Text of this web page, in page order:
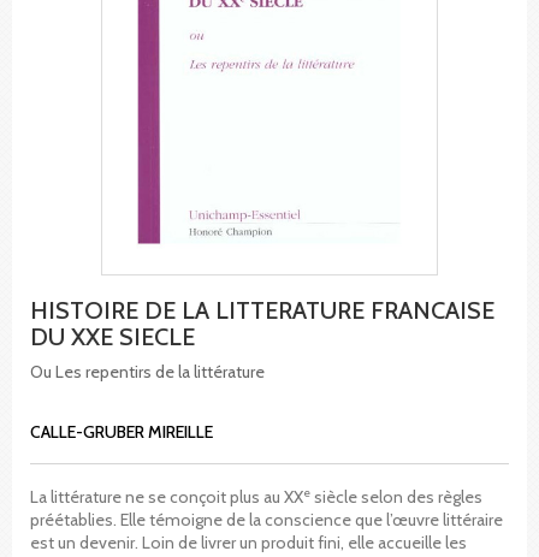
HISTOIRE DE LA LITTERATURE FRANCAISE
DU XXE SIECLE
Ou Les repentirs de la littérature
CALLE-GRUBER MIREILLE
La littérature ne se conçoit plus au XXe siècle selon des règles
préétablies. Elle témoigne de la conscience que l’œuvre littéraire
est un devenir. Loin de livrer un produit fini, elle accueille les